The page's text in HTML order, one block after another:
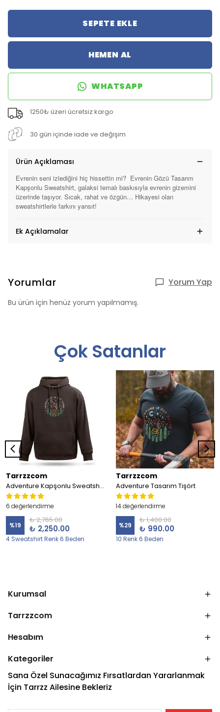
SEPETE EKLE
HEMEN AL
WHATSAPP
1250₺ üzeri ücretsiz kargo
30 gün içinde iade ve değişim
Ürün Açıklaması
Evrenin seni izlediğini hiç hissettin mi? Evrenin Gözü Tasarım
Kapşonlu Sweatshirt, galaksi temalı baskısıyla evrenin gizemini
üzerinde taşıyor. Sıcak, rahat ve özgün… Hikayesi olan
sweatshirtlerle farkını yansıt!
Ek Açıklamalar
Yorumlar Yorum Yap
Bu ürün için henüz yorum yapılmamış.
Çok Satanlar
Tarrzzcom
Adventure Kapşonlu Sweatshirt
6 değerlendirme
%19
₺ 2,765.00
₺ 2,250.00
4 Sweatshirt Renk 6 Beden
Tarrzzcom
Adventure Tasarım Tişört
14 değerlendirme
%29
₺ 1,400.00
₺ 990.00
10 Renk 6 Beden
Kurumsal
Tarrzzcom
Hesabım
Kategoriler
Sana Özel Sunacağımız Fırsatlardan Yararlanmak
İçin Tarrzz Ailesine Bekleriz